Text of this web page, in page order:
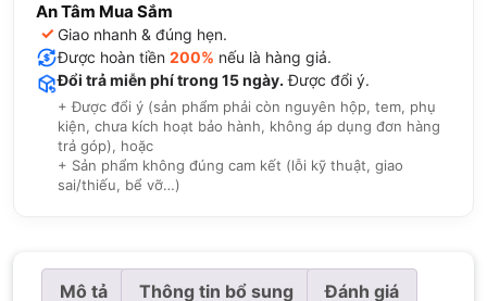
An Tâm Mua Sắm
✓ Giao nhanh & đúng hẹn.
Được hoàn tiền 200% nếu là hàng giả.
Đổi trả miễn phí trong 15 ngày. Được đổi ý.
+ Được đổi ý (sản phẩm phải còn nguyên hộp, tem, phụ
kiện, chưa kích hoạt bảo hành, không áp dụng đơn hàng
trả góp), hoặc
+ Sản phẩm không đúng cam kết (lỗi kỹ thuật, giao
sai/thiếu, bể vỡ…)
Mô tả Thông tin bổ sung Đánh giá